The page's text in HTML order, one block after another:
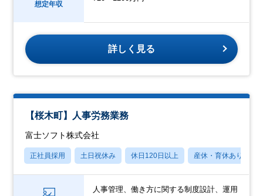
想定年収
詳しく見る
【桜木町】人事労務業務
富士ソフト株式会社
正社員採用 土日祝休み 休日120日以上 産休・育休あり
人事管理、働き方に関する制度設計、運用